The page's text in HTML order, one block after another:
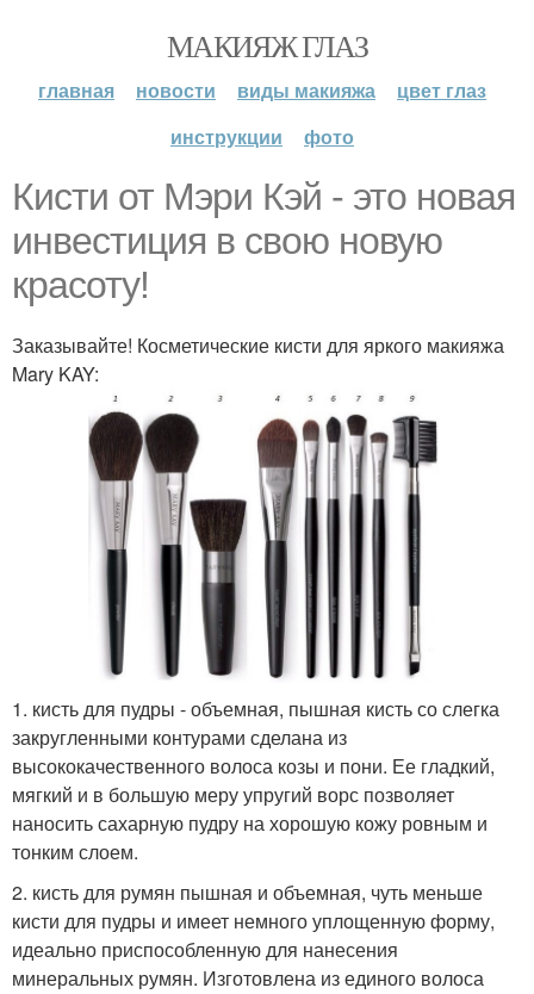
МАКИЯЖ ГЛАЗ
главная новости виды макияжа
цвет глаз
инструкции
фото
Кисти от Мэри Кэй - это новая
инвестиция в свою новую
красоту!
Заказывайте! Косметические кисти для яркого макияжа
Mary KAY:
1. кисть для пудры - объемная, пышная кисть со слегка
закругленными контурами сделана из
высококачественного волоса козы и пони. Ее гладкий,
мягкий и в большую меру упругий ворс позволяет
наносить сахарную пудру на хорошую кожу ровным и
тонким слоем.
2. кисть для румян пышная и объемная, чуть меньше
кисти для пудры и имеет немного уплощенную форму,
идеально приспособленную для нанесения
минеральных румян. Изготовлена из единого волоса